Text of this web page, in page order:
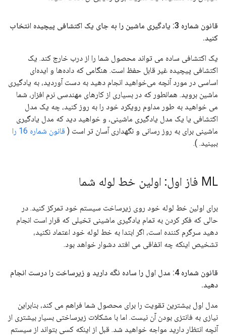
قانون شماره 3: یادگیری ماشین را به جای یک اکتشافی پیچیده انتخاب
کنید.
یک اکتشافی ساده می تواند محصول شما را از درب خارج کند. یک
اکتشافی پیچیده غیر قابل حفظ است. هنگامی که داده‌ها و ایده‌ای
اساسی در مورد آنچه می‌خواهید انجام دهید به دست آوردید، به یادگیری
ماشین بروید. همانطور که در بسیاری از کارهای مهندسی نرم افزار، شما
می خواهید به طور مداوم رویکرد خود را به روز کنید، چه یک مدل
اکتشافی یا یک مدل یادگیری ماشینی، و خواهید دید که مدل یادگیری
ماشینی برای به روز رسانی و نگهداری آسان تر است ( قانون شماره 16 را
ببینید. ).
ML فاز اول: اولین خط لوله شما
برای اولین خط لوله خود روی زیرساخت سیستم خود تمرکز کنید. در
حالی که فکر کردن به تمام یادگیری ماشینی تخیلی که قرار است انجام
دهید سرگرم کننده است، اگر ابتدا به خط لوله خود اعتماد نکنید،
تشخیص اینکه چه اتفاقی می افتد دشوار خواهد بود.
قانون شماره 4: مدل اول را ساده نگه دارید و زیرساخت را درست انجام
دهید.
مدل اول بیشترین تقویت را برای محصول شما فراهم می کند، بنابراین
نیازی به فانتزی بودن آن نیست. اما با مشکلات زیرساختی بسیار بیشتری از
آنچه انتظار دارید مواجه خواهید شد. قبل از اینکه کسی بتواند از سیستم